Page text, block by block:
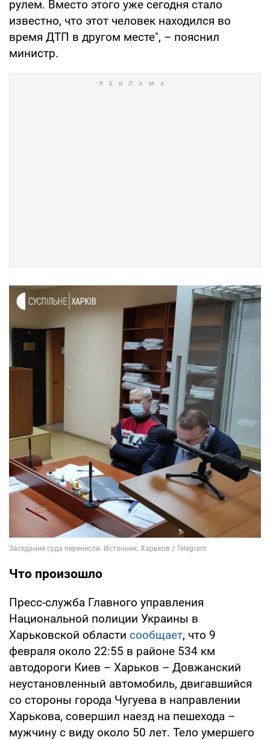
рулем. Вместо этого уже сегодня стало
известно, что этот человек находился во
время ДТП в другом месте", – пояснил
министр.
Что произошло
Пресс-служба Главного управления
Национальной полиции Украины в
Харьковской области сообщает, что 9
февраля около 22:55 в районе 534 км
автодороги Киев – Харьков – Довжанский
неустановленный автомобиль, двигавшийся
со стороны города Чугуева в направлении
Харькова, совершил наезд на пешехода –
мужчину с виду около 50 лет. Тело умершего